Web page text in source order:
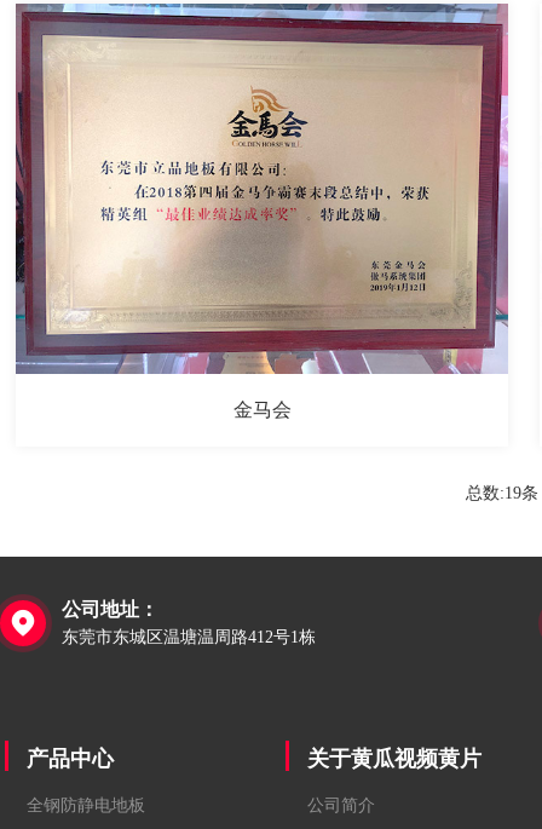
金马会
总数:19

公司地址：
东莞市东城区温塘温周路412号1栋
产品中心
全钢防静电地板
关于黄瓜视频黄片
公司简介